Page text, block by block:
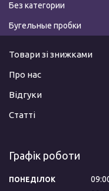
Без категории
Бугельные пробки
Товари зі знижками
Про нас
Відгуки
Статті
Графік роботи
ПОНЕДІЛОК